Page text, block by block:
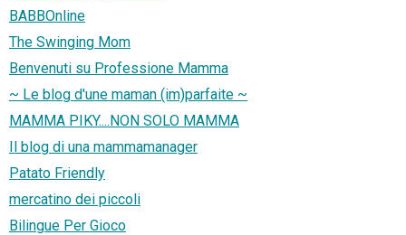
BABBOnline
The Swinging Mom
Benvenuti su Professione Mamma
~ Le blog d'une maman (im)parfaite ~
MAMMA PIKY....NON SOLO MAMMA
Il blog di una mammamanager
Patato Friendly
mercatino dei piccoli
Bilingue Per Gioco